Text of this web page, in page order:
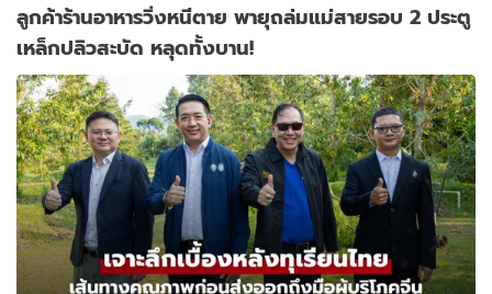
ลูกค้าร้านอาหารวิ่งหนีตาย พายุถล่มแม่สายรอบ 2 ประตู
เหล็กปลิวสะบัด หลุดทั้งบาน!